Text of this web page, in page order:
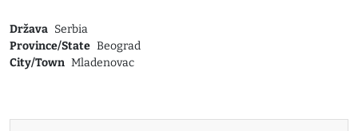
Država Serbia
Province/State Beograd
City/Town Mladenovac